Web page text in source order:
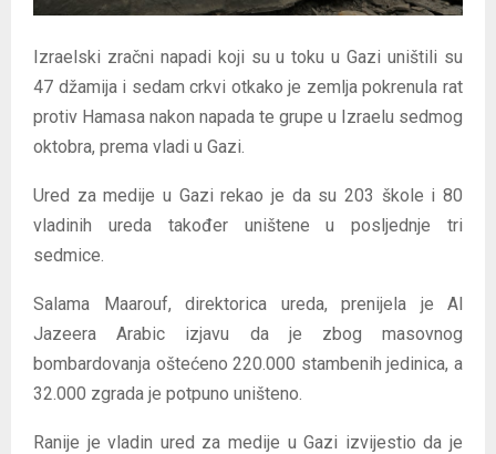
Izraelski zračni napadi koji su u toku u Gazi uništili su
47 džamija i sedam crkvi otkako je zemlja pokrenula rat
protiv Hamasa nakon napada te grupe u Izraelu sedmog
oktobra, prema vladi u Gazi.
Ured za medije u Gazi rekao je da su 203 škole i 80
vladinih ureda također uništene u posljednje tri
sedmice.
Salama Maarouf, direktorica ureda, prenijela je Al
Jazeera Arabic izjavu da je zbog masovnog
bombardovanja oštećeno 220.000 stambenih jedinica, a
32.000 zgrada je potpuno uništeno.
Ranije je vladin ured za medije u Gazi izvijestio da je